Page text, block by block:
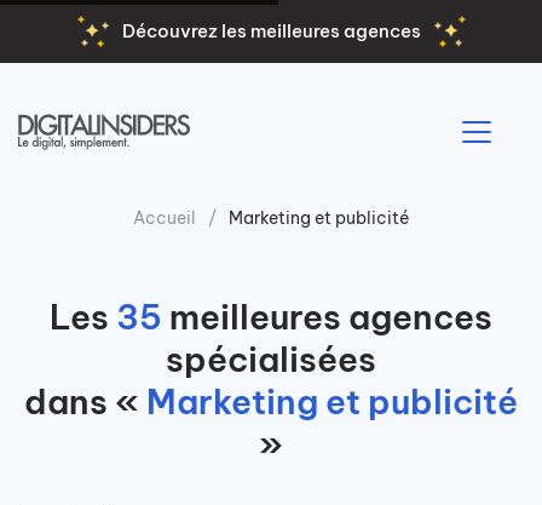
Découvrez les meilleures agences
Accueil Marketing et publicité
Les 35 meilleures agences
spécialisées
dans « Marketing et publicité
»